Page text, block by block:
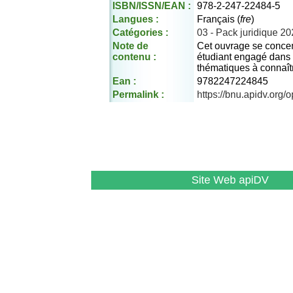
ISBN/ISSN/EAN :
978-2-247-22484-5
Langues :
Français (fre)
Catégories :
03 - Pack juridique
Note de
contenu :
Cet ouvrage se
étudiant engagé
thématiques à
Ean :
9782247224845
Permalink :
https://bnu.apidv.org/
Site Web apiDV